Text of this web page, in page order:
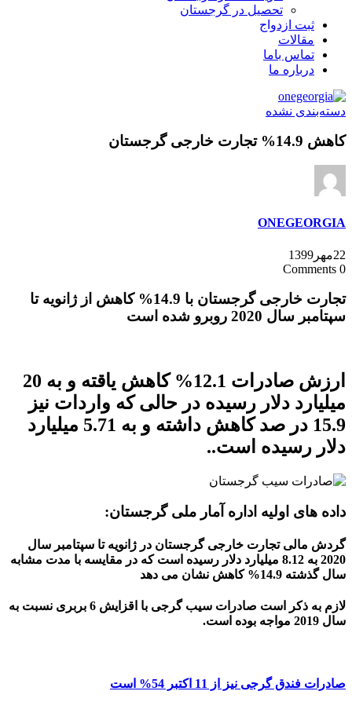
تحصیل در گرجستان
ثبت ازدواج
مقالات
تماس باما
درباره ما
دسته‌بندی نشده
کاهش 14.9% تجارت خارجی گرجستان
ONEGEORGIA
22مهر1399
0 Comments
تجارت خارجی گرجستان با 14.9% کاهش از ژانویه تا
سپتامبر سال 2020 روبرو شده است
ارزش صادرات 12.1% کاهش یاقته و به 20
میلیارد دلار رسیده در حالی که واردات نیز
15.9 در صد کاهش داشته و به 5.71 میلیارد
دلار رسیده است..
داده های اولیه اداره آمار ملی گرجستان:
گردش مالی تجارت خارجی گرجستان در ژانویه تا سپتامبر سال
2020 به 8.12 میلیارد دلار رسیده است که در مقایسه با مدت مشابه
سال گذشته 14.9% کاهش نشان می دهد
لازم به ذکر است صادرات سیب گرجی با اقزایش 6 بربری نسبت به
سال 2019 مواجه بوده است.
صادرات فندق گرجی نیز از 11 اکتبر 54% است